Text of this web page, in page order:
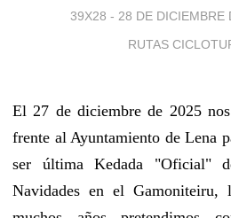
39X28 - 28 DE DICIEMBRE
RUTAS
El 27 de diciembre de 2025
frente al Ayuntamiento de Lena
ser última Kedada "Oficial"
Navidades en el Gamoniteiru,